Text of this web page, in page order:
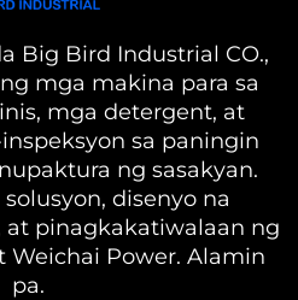
Big Bird Industrial CO.,
mga makina para sa
mga detergent, at
sa paningin
ng sasakyan.
disenyo na
at pinagkakatiwalaan ng
Weichai Power. Alamin
pa.